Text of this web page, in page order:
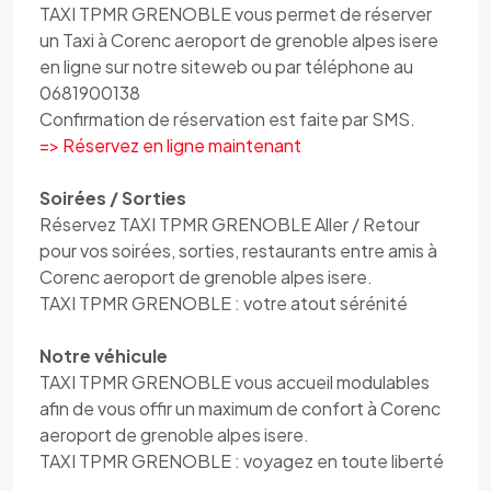
TAXI TPMR GRENOBLE vous permet de réserver
un Taxi à Corenc aeroport de grenoble alpes isere
en ligne sur notre siteweb ou par téléphone au
0681900138
Confirmation de réservation est faite par SMS.
=> Réservez en ligne maintenant
Soirées / Sorties
Réservez TAXI TPMR GRENOBLE Aller / Retour
pour vos soirées, sorties, restaurants entre amis à
Corenc aeroport de grenoble alpes isere.
TAXI TPMR GRENOBLE : votre atout sérénité
Notre véhicule
TAXI TPMR GRENOBLE vous accueil modulables
afin de vous offir un maximum de confort à Corenc
aeroport de grenoble alpes isere.
TAXI TPMR GRENOBLE : voyagez en toute liberté